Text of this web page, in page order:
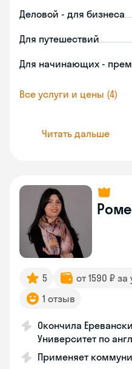
Деловой - для бизнеса
Для путешествий
Для начинающих -
Все услуги и цены (4)
Читать дальше
5 от 1590 ₽ за
1 отзыв
Окончила
Университет по
Применяет